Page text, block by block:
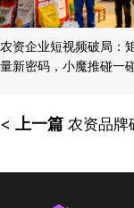
农资企业短视频破局：
量新密码，小魔推碰一
< 上一篇 农资品牌破圈神